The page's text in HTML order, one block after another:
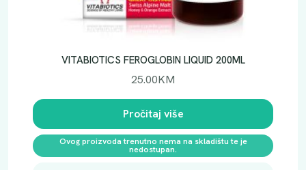
VITABIOTICS FEROGLOBIN LIQUID 200ML
25.00KM
Pročitaj više
Ovog proizvoda trenutno nema na skladištu te je
nedostupan.